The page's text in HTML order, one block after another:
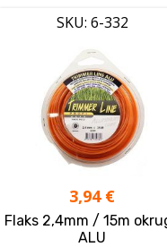
SKU: 6-332
3,94 €
Flaks 2,4mm / 15m
ALU